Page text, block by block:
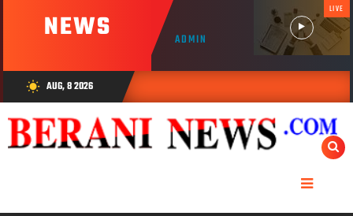
NEWS ADMIN
LIVE
wb_sunny AUG, 8 2026